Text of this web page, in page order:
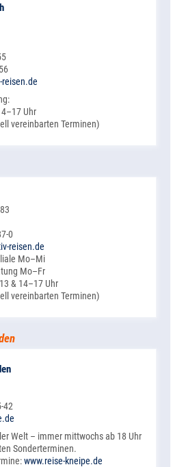
reisen.de
Uhr
vereinbarten Terminen)
0
reisen.de
Mo–Mi
Mo–Fr
& 14–17 Uhr
vereinbarten Terminen)
42
Welt – immer mittwochs ab 18 Uhr
Sonderterminen.
www.reise-kneipe.de